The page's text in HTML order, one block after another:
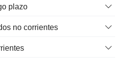
plazo
no corrientes